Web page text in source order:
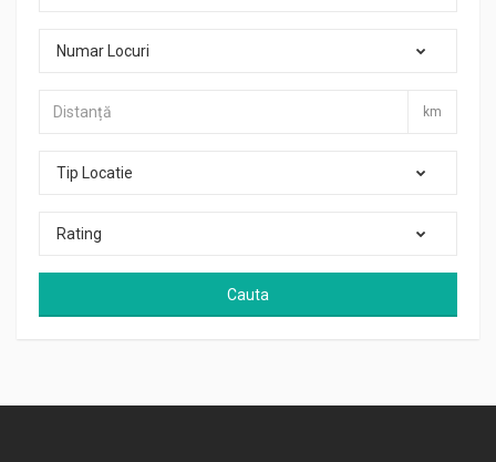
Numar Locuri
km
Tip Locatie
Rating
Cauta